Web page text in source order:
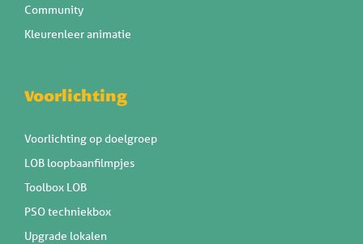
Community
Kleurenleer animatie
Voorlichting
Voorlichting op doelgroep
LOB loopbaanfilmpjes
Toolbox LOB
PSO techniekbox
Upgrade lokalen